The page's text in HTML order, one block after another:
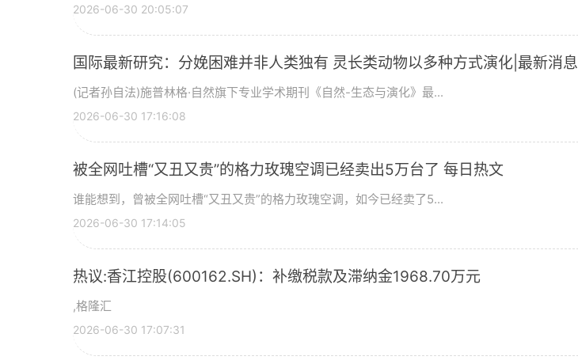
2026-06-30 20:05:07
国际最新研究：分娩困难并非人类独有 灵长类动物以多种方式演化|最新消息
(记者孙自法)施普林格·自然旗下专业学术期刊《自然-生态与演化》最...
2026-06-30 17:16:08
被全网吐槽“又丑又贵”的格力玫瑰空调已经卖出5万台了 每日热文
谁能想到，曾被全网吐槽“又丑又贵”的格力玫瑰空调，如今已经卖了5...
2026-06-30 17:14:05
热议:香江控股(600162.SH)：补缴税款及滞纳金1968.70万元
,格隆汇
2026-06-30 17:07:31